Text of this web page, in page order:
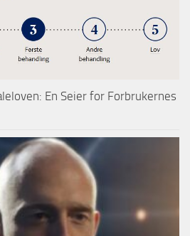
En Seier for Forbrukernes